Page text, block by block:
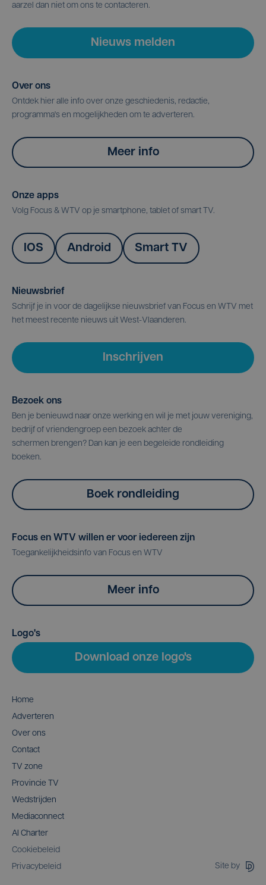
aarzel dan niet om ons te contacteren.
Nieuws melden
Over ons
Ontdek hier alle info over onze geschiedenis, redactie,
programma's en mogelijkheden om te adverteren.
Meer info
Onze apps
Volg Focus & WTV op je smartphone, tablet of smart TV.
IOS Android Smart TV
Nieuwsbrief
Schrijf je in voor de dagelijkse nieuwsbrief van Focus en WTV met
het meest recente nieuws uit West-Vlaanderen.
Inschrijven
Bezoek ons
Ben je benieuwd naar onze werking en wil je met jouw vereniging,
bedrijf of vriendengroep een bezoek achter de
schermen brengen? Dan kan je een begeleide rondleiding
boeken.
Boek rondleiding
Focus en WTV willen er voor iedereen zijn
Toegankelijkheidsinfo van Focus en WTV
Meer info
Logo's
Download onze logo's
Home
Adverteren
Over ons
Contact
TV zone
Provincie TV
Wedstrijden
Mediaconnect
AI Charter
Cookiebeleid
Privacybeleid
Site by